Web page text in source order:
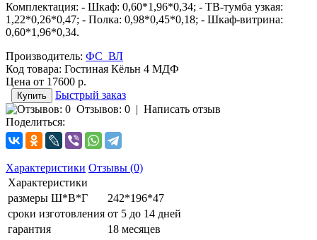
Комплектация: - Шкаф: 0,60*1,96*0,34; - ТВ-тумба узкая:
1,22*0,26*0,47; - Полка: 0,98*0,45*0,18; - Шкаф-витрина:
0,60*1,96*0,34.
Производитель: ФС_ВЛ
Код товара: Гостиная Кёльн 4 МДФ
Цена от 17600 р.
Быстрый заказ
Отзывов: 0 | Написать отзыв
Поделиться:
Характеристики Отзывы (0)
Характеристики
размеры Ш*В*Г
242*196*47
сроки изготовления от 5 до 14 дней
гарантия
18 месяцев